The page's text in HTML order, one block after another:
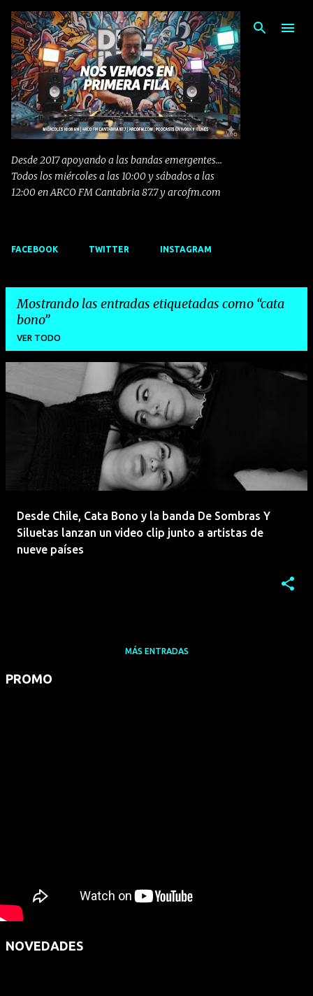
Ir al contenido principal
Desde 2017 apoyando a las bandas emergentes...
Todos los miércoles a las 10:00 y sábados a las
12:00 en ARCO FM Cantabria 87.7 y arcofm.com
FACEBOOK TWITTER INSTAGRAM
Mostrando las entradas etiquetadas como cata
bono
VER TODO
Desde Chile, Cata Bono y la banda De Sombras Y
Siluetas lanzan un video clip junto a artistas de
nueve países
MÁS ENTRADAS
PROMO
NOVEDADES